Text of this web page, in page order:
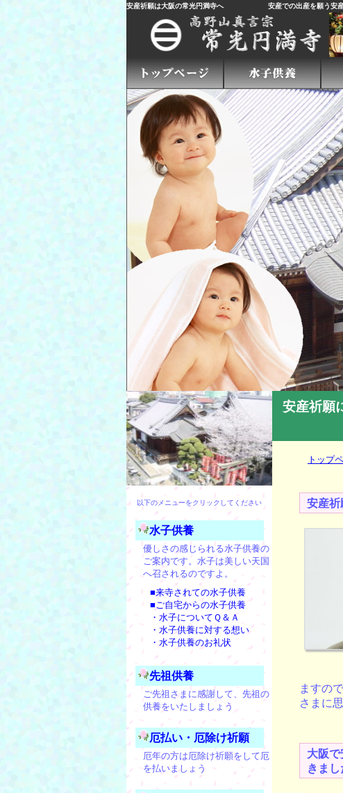
安産祈願は大阪の常光円満寺へ 安産での出産を願う安
以下のメニューをクリックしてください
水子供養
優しさの感じられる水子供養の
ご案内です。水子は美しい天国
へ召されるのですよ。
■来寺されての水子供養
■ご自宅からの水子供養
・水子についてＱ＆Ａ
・水子供養に対する想い
・水子供養のお礼状
先祖供養
ご先祖さまに感謝して、先祖の
供養をいたしましょう
厄払い・厄除け祈願
厄年の方は厄除け祈願をして厄
を払いましょう
安産祈願
トップ
安産祈
ますの
さまに
大阪
きまし